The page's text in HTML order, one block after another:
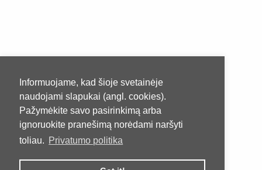
Informuojame, kad šioje svetainėje
naudojami slapukai (angl. cookies).
Pažymėkite savo pasirinkimą arba
ignoruokite pranešimą norėdami naršyti
toliau. Privatumo politika